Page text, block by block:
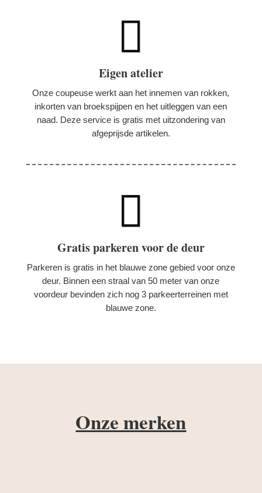

Eigen atelier
Onze coupeuse werkt aan het innemen van rokken,
inkorten van broekspijpen en het uitleggen van een
naad. Deze service is gratis met uitzondering van
afgeprijsde artikelen.

Gratis parkeren voor de deur
Parkeren is gratis in het blauwe zone gebied voor onze
deur. Binnen een straal van 50 meter van onze
voordeur bevinden zich nog 3 parkeerterreinen met
blauwe zone.
Onze merken